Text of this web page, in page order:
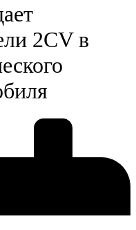
2CV в